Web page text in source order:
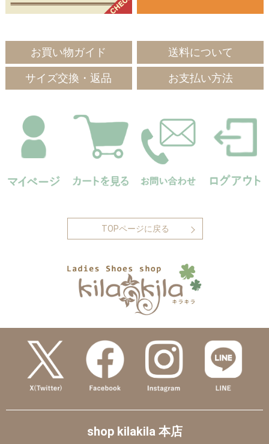
お買い物ガイド 送料について
サイズ交換・返品 お支払い方法
TOPページに戻る
shop kilakila 本店